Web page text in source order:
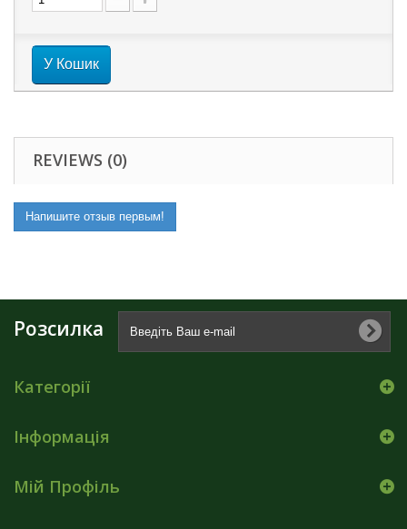
У Кошик
REVIEWS (0)
Напишите отзыв первым!
Розсилка
Категорії
Інформація
Мій Профіль